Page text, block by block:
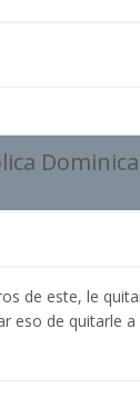
de este, le
eso de quitarle